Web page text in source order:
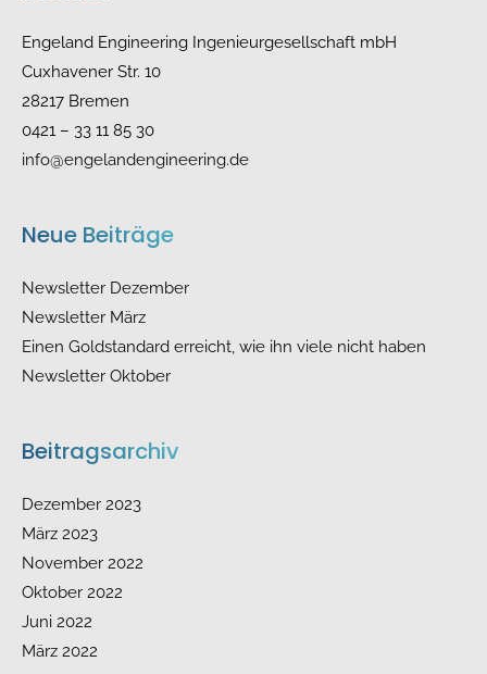
Engeland Engineering Ingenieurgesellschaft mbH
Cuxhavener Str. 10
28217 Bremen
0421 – 33 11 85 30
info@engelandengineering.de
Neue Beiträge
Newsletter Dezember
Newsletter März
Einen Goldstandard erreicht, wie ihn viele nicht haben
Newsletter Oktober
Beitragsarchiv
Dezember 2023
März 2023
November 2022
Oktober 2022
Juni 2022
März 2022